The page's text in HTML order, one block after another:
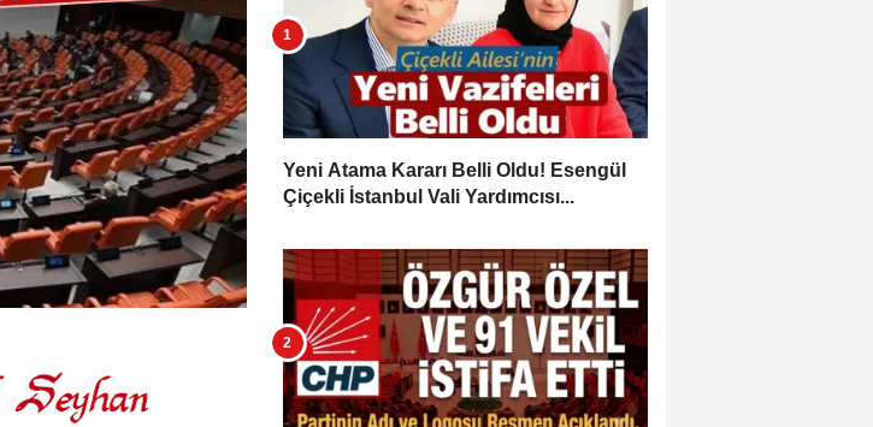
Yeni Atama Kararı Belli Oldu! Esengül
Çiçekli İstanbul Vali Yardımcısı...